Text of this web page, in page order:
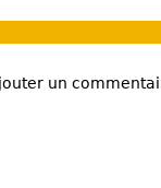
un